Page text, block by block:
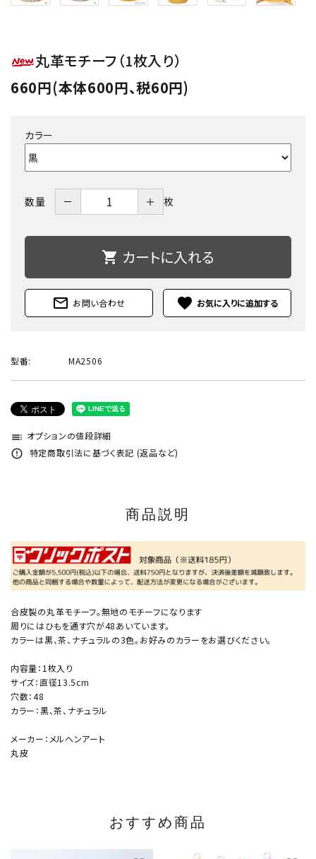
丸革モチーフ（1枚入り）
660円(本体600円、税60円)
カラー
数量 － ＋ 枚
shopping_cart カートに入れる
mail_outline お問い合わせ favorite
型番: MA2506
toc オプションの値段詳細
error_outline 特定商取引法に基づく表記 (返品など)
商品説明
合皮製の丸革モチーフ。無地のモチーフになります
周りにはひもを通す穴が48あいています。
カラーは黒、茶、ナチュラルの3色。お好みのカラーをお選びください。
内容量：1枚入り
サイズ：直径13.5cm
穴数：48
カラー：黒、茶、ナチュラル
メーカー：メルヘンアート
丸皮
おすすめ商品